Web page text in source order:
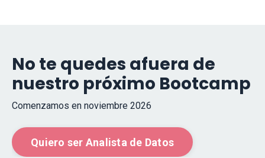
No te quedes afuera de
nuestro próximo Bootcamp
Comenzamos en noviembre 2026
Quiero ser Analista de Datos